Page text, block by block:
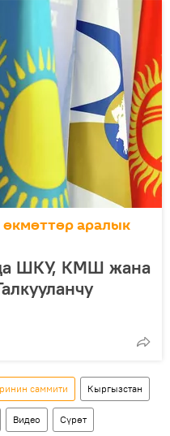
аралык
ШКУ, КМШ жана
саммити Кыргызстан
Видео Сүрөт